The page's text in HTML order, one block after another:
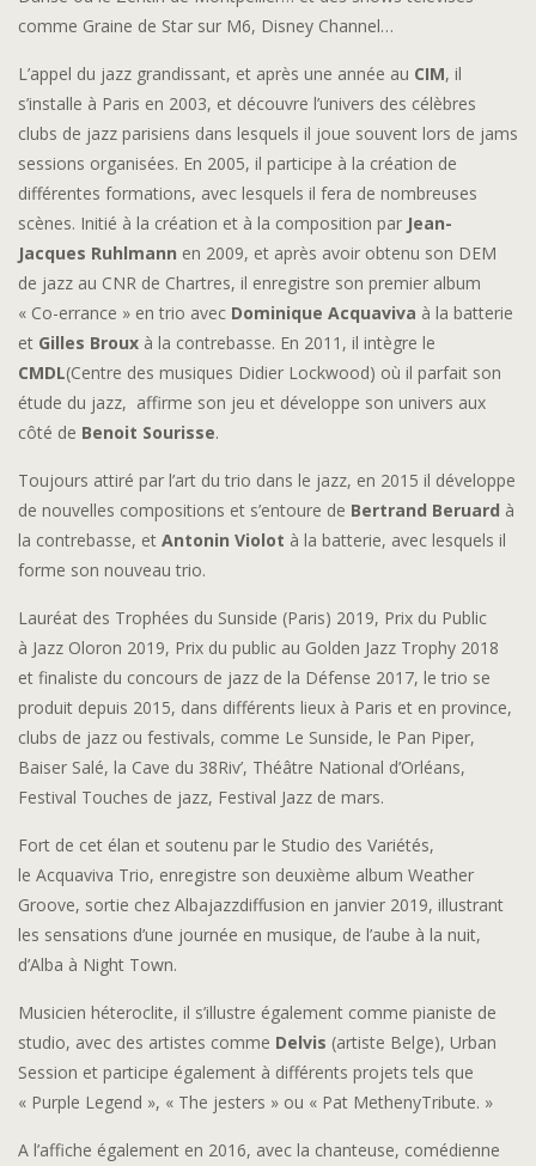
comme Graine de Star sur M6, Disney Channel…
L’appel du jazz grandissant, et après une année au CIM, il
s’installe à Paris en 2003, et découvre l’univers des célèbres
clubs de jazz parisiens dans lesquels il joue souvent lors de jams
sessions organisées. En 2005, il participe à la création de
différentes formations, avec lesquels il fera de nombreuses
scènes. Initié à la création et à la composition par Jean-
Jacques Ruhlmann en 2009, et après avoir obtenu son DEM
de jazz au CNR de Chartres, il enregistre son premier album
« Co-errance » en trio avec Dominique Acquaviva à la batterie
et Gilles Broux à la contrebasse. En 2011, il intègre le
CMDL(Centre des musiques Didier Lockwood) où il parfait son
étude du jazz, affirme son jeu et développe son univers aux
côté de Benoit Sourisse.
Toujours attiré par l’art du trio dans le jazz, en 2015 il développe
de nouvelles compositions et s’entoure de Bertrand Beruard à
la contrebasse, et Antonin Violot à la batterie, avec lesquels il
forme son nouveau trio.
Lauréat des Trophées du Sunside (Paris) 2019, Prix du Public
à Jazz Oloron 2019, Prix du public au Golden Jazz Trophy 2018
et finaliste du concours de jazz de la Défense 2017, le trio se
produit depuis 2015, dans différents lieux à Paris et en province,
clubs de jazz ou festivals, comme Le Sunside, le Pan Piper,
Baiser Salé, la Cave du 38Riv’, Théâtre National d’Orléans,
Festival Touches de jazz, Festival Jazz de mars.
Fort de cet élan et soutenu par le Studio des Variétés,
le Acquaviva Trio, enregistre son deuxième album Weather
Groove, sortie chez Albajazzdiffusion en janvier 2019, illustrant
les sensations d’une journée en musique, de l’aube à la nuit,
d’Alba à Night Town.
Musicien héteroclite, il s’illustre également comme pianiste de
studio, avec des artistes comme Delvis (artiste Belge), Urban
Session et participe également à différents projets tels que
« Purple Legend », « The jesters » ou « Pat MethenyTribute. »
A l’affiche également en 2016, avec la chanteuse, comédienne